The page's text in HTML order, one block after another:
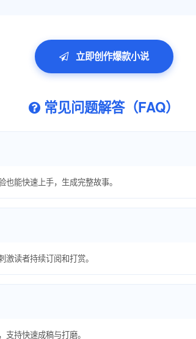
立即创作爆款小说
常见问题解答（FAQ）
能快速上手，生成完整故事。
读者持续订阅和打赏。
持快速成稿与打磨。